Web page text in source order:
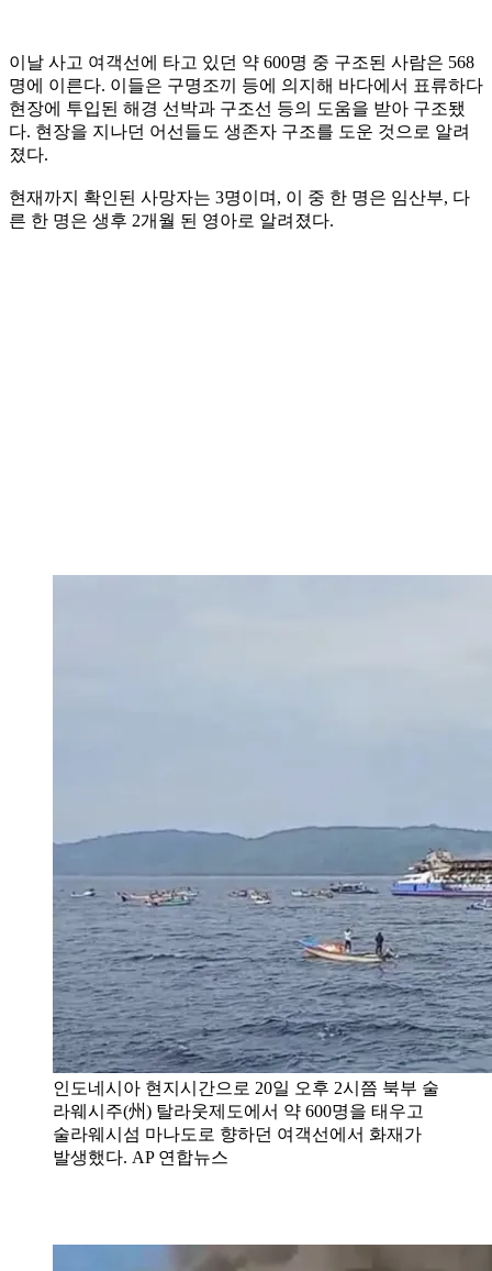
이날 사고 여객선에 타고 있던 약 600명 중 구조된 사람은 568
명에 이른다. 이들은 구명조끼 등에 의지해 바다에서 표류하다
현장에 투입된 해경 선박과 구조선 등의 도움을 받아 구조됐
다. 현장을 지나던 어선들도 생존자 구조를 도운 것으로 알려
졌다.
현재까지 확인된 사망자는 3명이며, 이 중 한 명은 임산부, 다
른 한 명은 생후 2개월 된 영아로 알려졌다.
인도네시아 현지시간으로 20일 오후 2시쯤 북부 술
라웨시주(州) 탈라웃제도에서 약 600명을 태우고
술라웨시섬 마나도로 향하던 여객선에서 화재가
발생했다. AP 연합뉴스